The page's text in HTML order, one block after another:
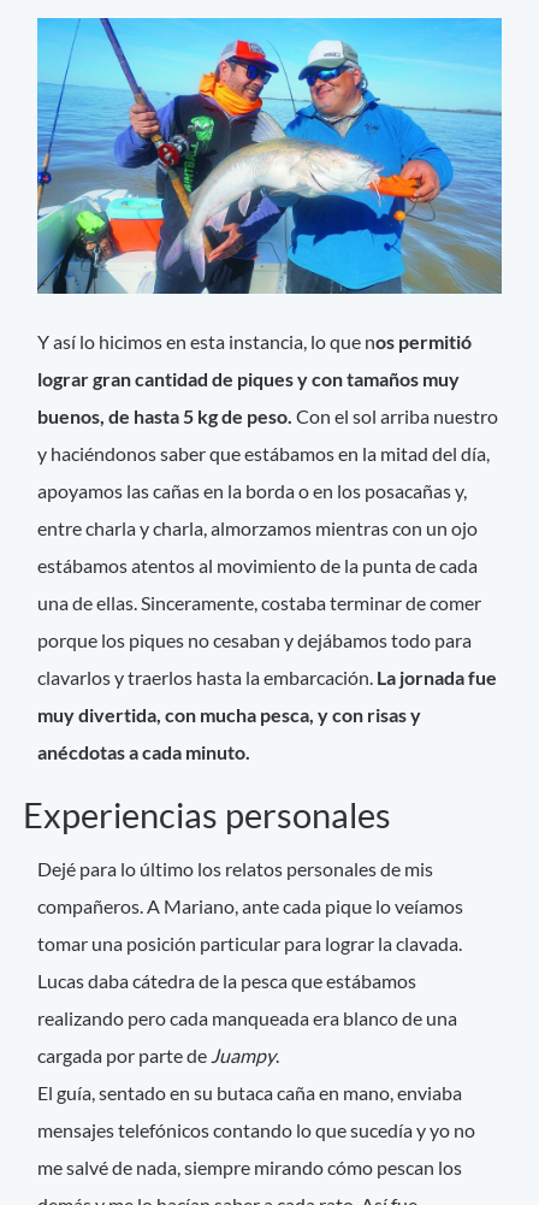
Y así lo hicimos en esta instancia, lo que nos permitió
lograr gran cantidad de piques y con tamaños muy
buenos, de hasta 5 kg de peso.Con el sol arriba nuestro
y haciéndonos saber que estábamos en la mitad del día,
apoyamos las cañas en la borda o en los posacañas y,
entre charla y charla, almorzamos mientras con un ojo
estábamos atentos al movimiento de la punta de cada
una de ellas. Sinceramente, costaba terminar de comer
porque los piques no cesaban y dejábamos todo para
clavarlos y traerlos hasta la embarcación. La jornada fue
muy divertida, con mucha pesca, y con risas y
anécdotas a cada minuto.
Experiencias personales
Dejé para lo último los relatos personales de mis
compañeros. A Mariano, ante cada pique lo veíamos
tomar una posición particular para lograr la clavada.
Lucas daba cátedra de la pesca que estábamos
realizando pero cada manqueada era blanco de una
cargada por parte de Juampy.
El guía, sentado en su butaca caña en mano, enviaba
mensajes telefónicos contando lo que sucedía y yo no
me salvé de nada, siempre mirando cómo pescan los